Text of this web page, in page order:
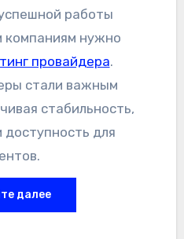
работы
компаниям нужно
провайдера.
стали важным
стабильность,
доступность для
далее